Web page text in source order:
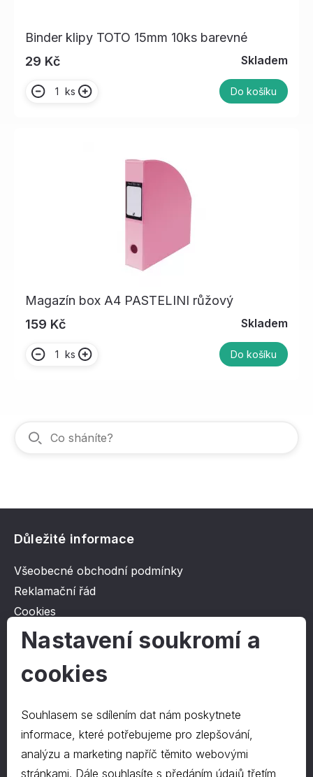
Binder klipy TOTO 15mm 10ks barevné
29 Kč
Skladem
ks Do košíku
Magazín box A4 PASTELINI růžový
159 Kč
Skladem
ks Do košíku
Důležité informace
Všeobecné obchodní podmínky
Reklamační řád
Cookies
Ochrana osobních údajů
O společnosti
Kontakt
O nás
Nastavení soukromí a
cookies
Souhlasem se sdílením dat nám poskytnete
informace, které potřebujeme pro zlepšování,
analýzu a marketing napříč těmito webovými
stránkami. Dále souhlasíte s předáním údajů třetím